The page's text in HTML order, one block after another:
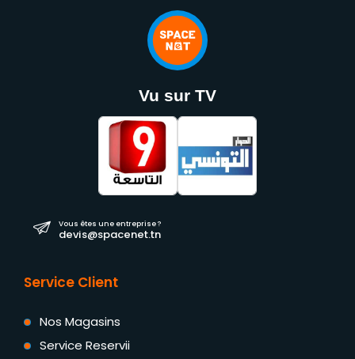
Vu sur TV
Vous êtes une entreprise ?
devis@spacenet.tn
Service Client
Nos Magasins
Service Reservii